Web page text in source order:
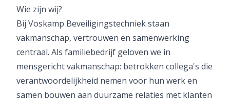
Wie zijn wij?
Bij Voskamp Beveiligingstechniek staan
vakmanschap, vertrouwen en samenwerking
centraal. Als familiebedrijf geloven we in
mensgericht vakmanschap: betrokken collega's die
verantwoordelijkheid nemen voor hun werk en
samen bouwen aan duurzame relaties met klanten